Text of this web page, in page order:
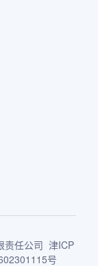
责任公司 津ICP
号